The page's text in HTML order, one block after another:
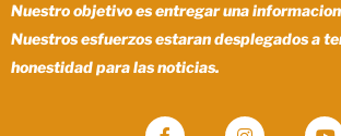
Nuestro objetivo es entregar una
Nuestros esfuerzos estaran desplegados a
honestidad para las noticias.